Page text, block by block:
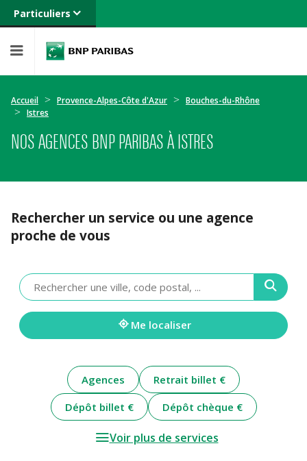
Particuliers
Banque privée
Entreprises
Accueil Provence-Alpes-Côte d'Azur
Bouches-du-Rhône
Istres
NOS AGENCES BNP PARIBAS À ISTRES
Rechercher un service ou une agence
proche de vous
Veuillez
renseigner
une
adresse
Me localiser
Agences
Retrait billet €
Dépôt billet €
Dépôt chèque €
Voir plus de services